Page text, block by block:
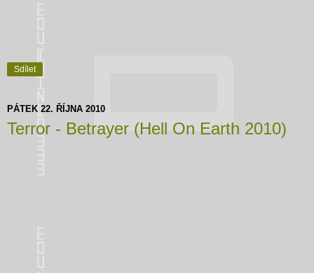
Sdílet
PÁTEK 22. ŘÍJNA 2010
Terror - Betrayer (Hell On Earth 2010)